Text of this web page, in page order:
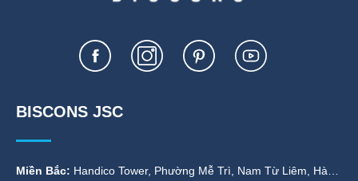
BISCONS JSC
Miền Bắc: Handico Tower, Phường Mễ Trì, Nam Từ Liêm, Hà